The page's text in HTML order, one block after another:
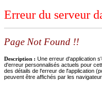
Erreur du serveur
Page Not Found !!
Description : Une erreur d'application
d'erreur personnalisés actuels pour
des détails de l'erreur de l'application
peuvent être affichés par les